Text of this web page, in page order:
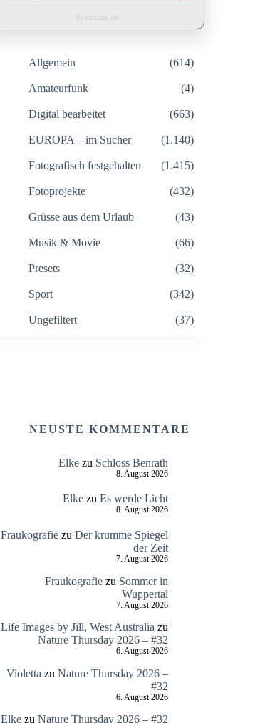
by czoczo.de
Allgemein (614)
Amateurfunk (4)
Digital bearbeitet (663)
EUROPA – im Sucher (1.140)
Fotografisch festgehalten (1.415)
Fotoprojekte (432)
Grüsse aus dem Urlaub (43)
Musik & Movie (66)
Presets (32)
Sport (342)
Ungefiltert (37)
NEUSTE KOMMENTARE
Elkezu Schloss Benrath
8. August 2026
Elkezu Es werde Licht
8. August 2026
Fraukografiezu Der krumme Spiegel
der Zeit
7. August 2026
Fraukografiezu Sommer in
Wuppertal
7. August 2026
Life Images by Jill, West Australia zu
Nature Thursday 2026 – #32
6. August 2026
Violetta zu Nature Thursday 2026 –
#32
6. August 2026
Elkezu Nature Thursday 2026 – #32